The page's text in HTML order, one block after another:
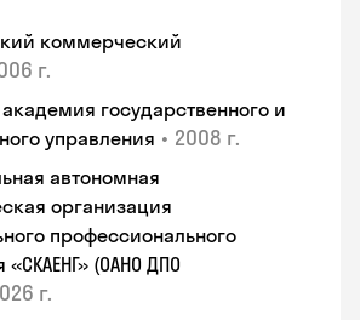
коммерческий
г.
государственного и
управления • 2008 г.
автономная
организация
профессионального
(ОАНО ДПО
г.